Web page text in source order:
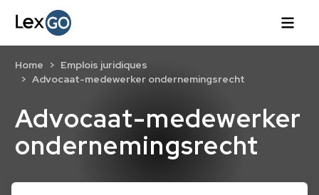
Advocaat-medewerker
ondernemingsrecht
Home
Emplois juridiques
Advocaat-medewerker ondernemingsrecht